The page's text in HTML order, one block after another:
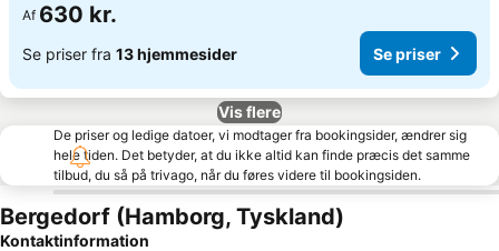
Af 630 kr.
Se priser fra 13 hjemmesider Se priser
Vis flere
De priser og ledige datoer, vi modtager fra bookingsider, ændrer sig
hele tiden. Det betyder, at du ikke altid kan finde præcis det samme
tilbud, du så på trivago, når du føres videre til bookingsiden.
Bergedorf (Hamborg, Tyskland)
Kontaktinformation